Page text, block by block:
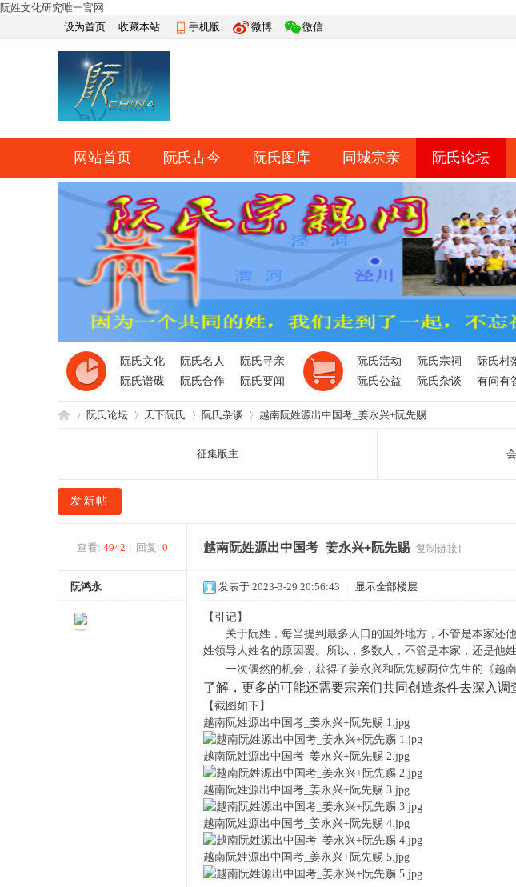
阮姓文化研究唯一官网
设为首页
收藏本站 手机版 微博 微信
快捷导航
网站首页 阮氏古今 阮氏图库 同城宗亲 阮氏论坛
网上祭祀 排行榜 导读 日志
阮氏文化 阮氏名人
阮氏寻亲
阮氏谱碟
阮氏合作 阮氏要闻
阮氏活动 阮氏宗祠
际氏村
阮氏公益
阮氏杂谈 有问有
阮氏论坛 天下阮氏 阮氏杂谈 越南阮姓源出中国考_姜永兴+阮先赐
征集版主
发新帖
查看: 4942 回复: 0 越南阮姓源出中国考_姜永兴+阮先赐 [复制链接]
阮鸿永 发表于 2023-3-29 20:56:43 显示全部楼层
【引记】
关于阮姓，每当提到最多人口的国外地方，不管是本家还他
姓领导人姓名的原因罢。所以，多数人，不管是本家，还是他
一次偶然的机会，获得了姜永兴和阮先赐两位先生的《越南
了解，更多的可能还需要宗亲们共同创造条件去深入调
【截图如下】
越南阮姓源出中国考_姜永兴+阮先赐 1.jpg
越南阮姓源出中国考_姜永兴+阮先赐 2.jpg
越南阮姓源出中国考_姜永兴+阮先赐 3.jpg
越南阮姓源出中国考_姜永兴+阮先赐 4.jpg
越南阮姓源出中国考_姜永兴+阮先赐 5.jpg